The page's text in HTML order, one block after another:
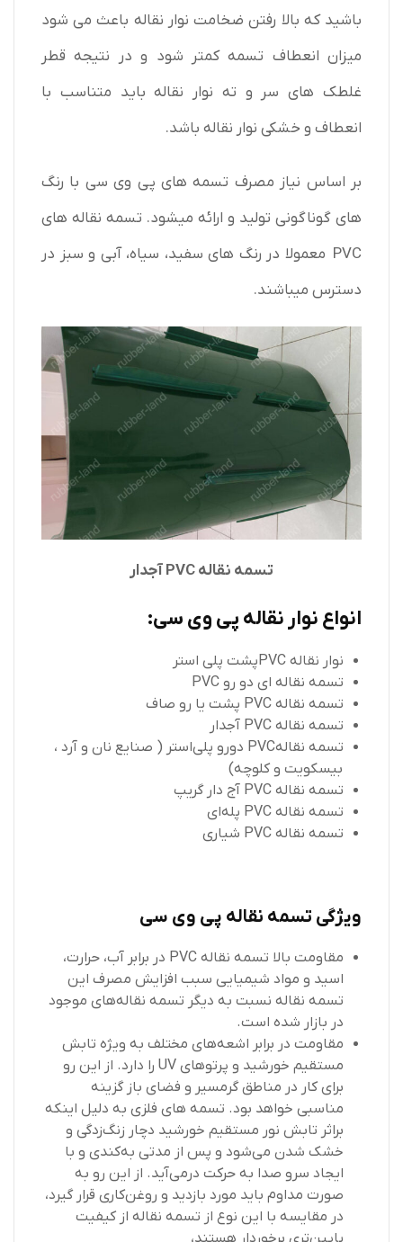
باشید که بالا رفتن ضخامت نوار نقاله باعث می شود
میزان انعطاف تسمه کمتر شود و در نتیجه قطر
غلطک های سر و ته نوار نقاله باید متناسب با
انعطاف و خشکی نوار نقاله باشد.
بر اساس نیاز مصرف تسمه های پی وی سی با رنگ
های گوناگونی تولید و ارائه میشود. تسمه نقاله های
PVC معمولا در رنگ های سفید، سیاه، آبی و سبز در
دسترس میباشند.
تسمه نقاله PVC آجدار
انواع نوار نقاله پی وی سی:
نوار نقاله PVCپشت پلی‌ استر
تسمه نقاله‌ ای دو رو PVC
تسمه نقاله PVC پشت یا رو صاف
تسمه نقاله PVC آجدار
تسمه نقالهPVC دورو پلی‌استر ( صنایع نان و آرد ،
بیسکویت و کلوچه)
تسمه نقاله PVC آج‌ دار گریپ
تسمه نقاله PVC پله‌ای
تسمه نقاله PVC شیاری
ویژگی تسمه نقاله پی وی سی
مقاومت بالا تسمه نقاله PVC در برابر آب، حرارت،
اسید و مواد شیمیایی سبب افزایش مصرف این
تسمه نقاله نسبت به دیگر تسمه نقاله‌های موجود
در بازار شده است.
مقاومت در برابر اشعه‌های مختلف به ویژه تابش
مستقیم خورشید و پرتوهای UV را دارد. از این رو
برای کار در مناطق گرمسیر و فضای باز گزینه
مناسبی خواهد بود. تسمه‌ های فلزی به دلیل اینکه
براثر تابش نور مستقیم خورشید دچار زنگ‌زدگی و
خشک شدن می‌شود و پس از مدتی به‌کندی و با
ایجاد سرو صدا به حرکت درمی‌آید. از این رو به
صورت مداوم باید مورد بازدید و روغن‌کاری قرار گیرد،
در مقایسه با این نوع از تسمه نقاله از کیفیت
پایین‌تری برخوردار هستند،